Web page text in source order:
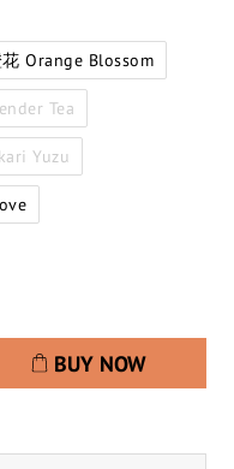
Orange Blossom
Tea
Yuzu
BUY NOW